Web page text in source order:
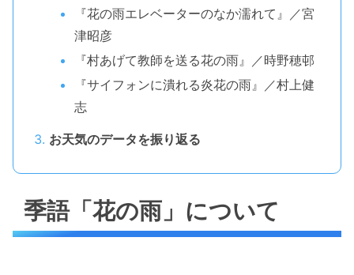
『花の雨エレベーターのなか濡れて』／宮
津昭彦
『村あげて教師を送る花の雨』／時野穂邨
『サイフォンに潰れる炎花の雨』／村上健
志
お天気のデータを振り返る
季語「花の雨」について